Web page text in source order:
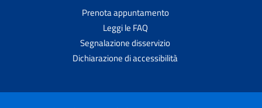
Prenota appuntamento
Leggi le FAQ
Segnalazione disservizio
Dichiarazione di accessibilità